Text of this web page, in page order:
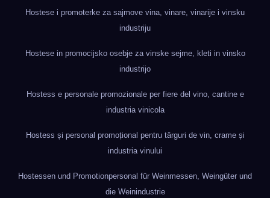
Hostese i promoterke za sajmove vina, vinare, vinarije i vinsku
industriju
Hostese in promocijsko osebje za vinske sejme, kleti in vinsko
industrijo
Hostess e personale promozionale per fiere del vino, cantine e
industria vinicola
Hostess și personal promoțional pentru târguri de vin, crame și
industria vinului
Hostessen und Promotionpersonal für Weinmessen, Weingüter und
die Weinindustrie